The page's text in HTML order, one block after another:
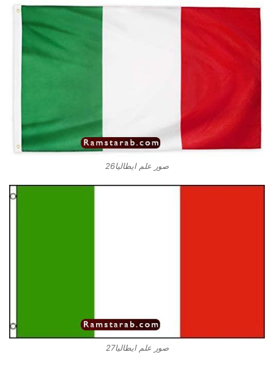
صور علم ايطاليا26
صور علم ايطاليا27